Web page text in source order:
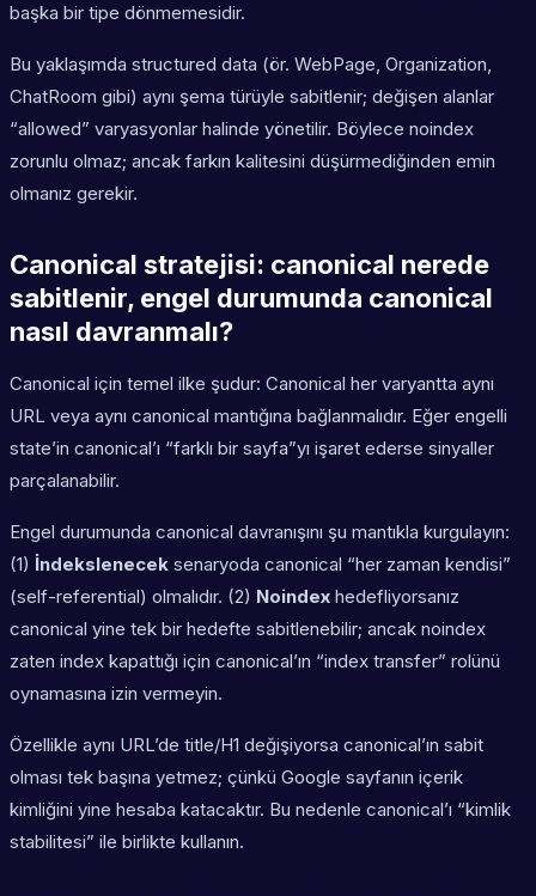
başka bir tipe dönmemesidir.
Bu yaklaşımda structured data (ör. WebPage, Organization,
ChatRoom gibi) aynı şema türüyle sabitlenir; değişen alanlar
“allowed” varyasyonlar halinde yönetilir. Böylece noindex
zorunlu olmaz; ancak farkın kalitesini düşürmediğinden emin
olmanız gerekir.
Canonical stratejisi: canonical nerede
sabitlenir, engel durumunda canonical
nasıl davranmalı?
Canonical için temel ilke şudur: Canonical her varyantta aynı
URL veya aynı canonical mantığına bağlanmalıdır. Eğer engelli
state’in canonical’ı “farklı bir sayfa”yı işaret ederse sinyaller
parçalanabilir.
Engel durumunda canonical davranışını şu mantıkla kurgulayın:
(1) İndekslenecek senaryoda canonical “her zaman kendisi”
(self-referential) olmalıdır. (2) Noindex hedefliyorsanız
canonical yine tek bir hedefte sabitlenebilir; ancak noindex
zaten index kapattığı için canonical’ın “index transfer” rolünü
oynamasına izin vermeyin.
Özellikle aynı URL’de title/H1 değişiyorsa canonical’ın sabit
olması tek başına yetmez; çünkü Google sayfanın içerik
kimliğini yine hesaba katacaktır. Bu nedenle canonical’ı “kimlik
stabilitesi” ile birlikte kullanın.